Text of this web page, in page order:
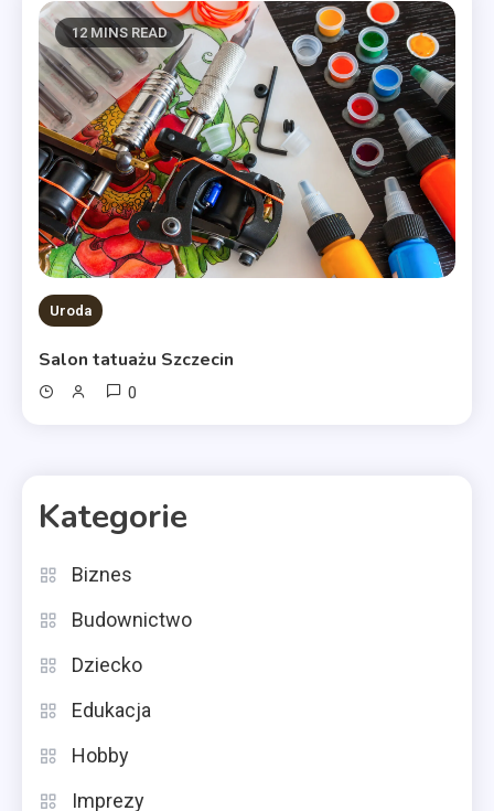
12 MINS READ
Uroda
Salon tatuażu Szczecin
0
Kategorie
Biznes
Budownictwo
Dziecko
Edukacja
Hobby
Imprezy